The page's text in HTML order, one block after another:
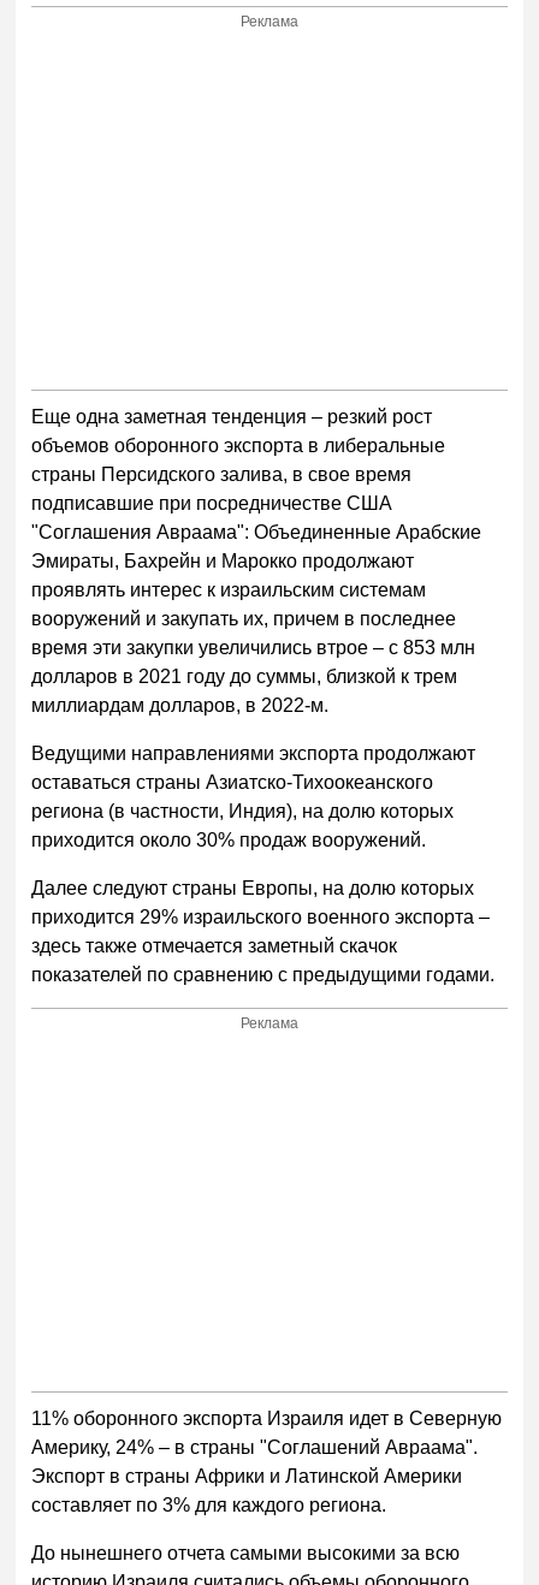
Реклама
Еще одна заметная тенденция – резкий рост
объемов оборонного экспорта в либеральные
страны Персидского залива, в свое время
подписавшие при посредничестве США
"Соглашения Авраама": Объединенные Арабские
Эмираты, Бахрейн и Марокко продолжают
проявлять интерес к израильским системам
вооружений и закупать их, причем в последнее
время эти закупки увеличились втрое – с 853 млн
долларов в 2021 году до суммы, близкой к трем
миллиардам долларов, в 2022-м.
Ведущими направлениями экспорта продолжают
оставаться страны Азиатско-Тихоокеанского
региона (в частности, Индия), на долю которых
приходится около 30% продаж вооружений.
Далее следуют страны Европы, на долю которых
приходится 29% израильского военного экспорта –
здесь также отмечается заметный скачок
показателей по сравнению с предыдущими годами.
Реклама
11% оборонного экспорта Израиля идет в Северную
Америку, 24% – в страны "Соглашений Авраама".
Экспорт в страны Африки и Латинской Америки
составляет по 3% для каждого региона.
До нынешнего отчета самыми высокими за всю